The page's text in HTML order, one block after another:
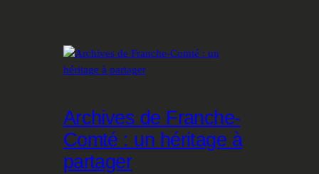
Archives de Franche-
Comté : un héritage à
partager